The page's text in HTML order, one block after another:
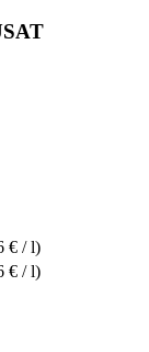
€ / l)
€ / l)